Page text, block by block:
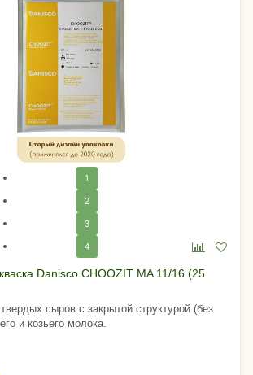
1
2
3
4
Danisco CHOOZIT MA 11/16 (25
сыров с закрытой структурой (без
и козьего молока.